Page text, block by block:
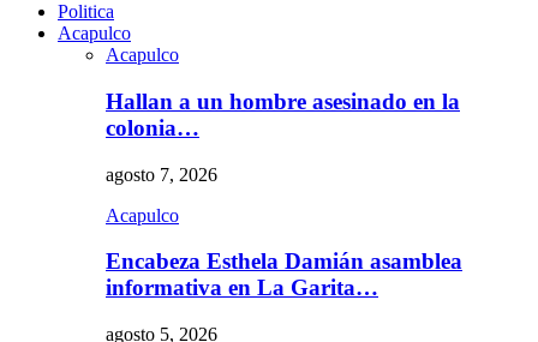
Politica
Acapulco
Acapulco
Hallan a un hombre asesinado en la
colonia…
agosto 7, 2026
Acapulco
Encabeza Esthela Damián asamblea
informativa en La Garita…
agosto 5, 2026